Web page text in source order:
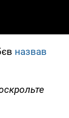
назвав